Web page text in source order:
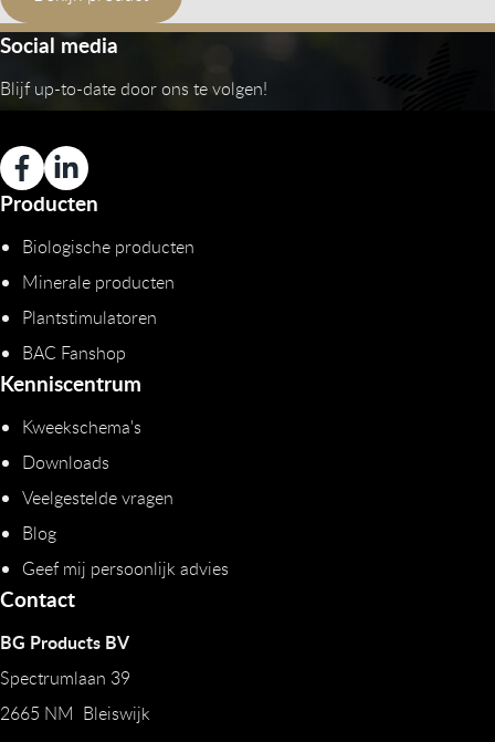
Social media
Blijf up-to-date door ons te volgen!
Producten
Biologische producten
Minerale producten
Plantstimulatoren
BAC Fanshop
Kenniscentrum
Kweekschema's
Downloads
Veelgestelde vragen
Blog
Geef mij persoonlijk advies
Contact
BG Products BV
Spectrumlaan 39
2665 NM Bleiswijk